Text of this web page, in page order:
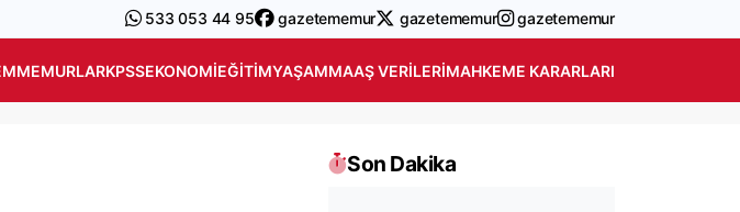
533 053 44 95 gazetememur gazetememur gazetememur
MEMURLARKPSSEKONOMIEĞITIMYAŞAMMAAŞ VERILERIMAHKEME KARARLARI
Son Dakika